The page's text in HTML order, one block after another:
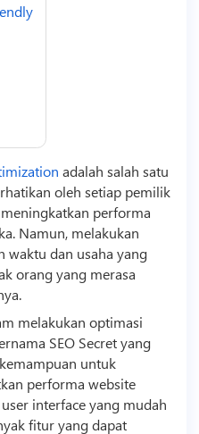
adalah salah satu
oleh setiap pemilik
performa
Namun, melakukan
waktu dan usaha yang
orang yang merasa
melakukan optimasi
SEO Secret yang
untuk
performa website
interface yang mudah
fitur yang dapat